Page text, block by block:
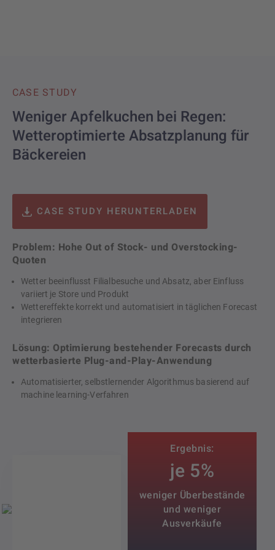
CASE STUDY
Weniger Apfelkuchen bei Regen:
Wetteroptimierte Absatzplanung für
Bäckereien
CASE STUDY HERUNTERLADEN
Problem: Hohe Out of Stock- und Overstocking-
Quoten
Wetter beeinflusst Filialbesuche und Absatz, aber Einfluss
variiert je Store und Produkt
Wettereffekte korrekt und automatisiert in täglichen Forecast
integrieren
Lösung: Optimierung bestehender Forecasts durch
wetterbasierte Plug-and-Play-Anwendung
Automatisierter, selbstlernender Algorithmus basierend auf
machine learning-Verfahren
Ergebnis:
je 5%
weniger Überbestände
und weniger
Ausverkäufe